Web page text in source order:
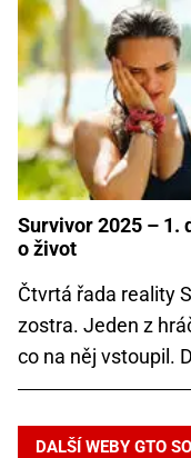
Survivor 2025 – 1.
o život
Čtvrtá řada reality
zostra. Jeden z
co na něj vstoupil.
DALŠÍ WEBY GTO